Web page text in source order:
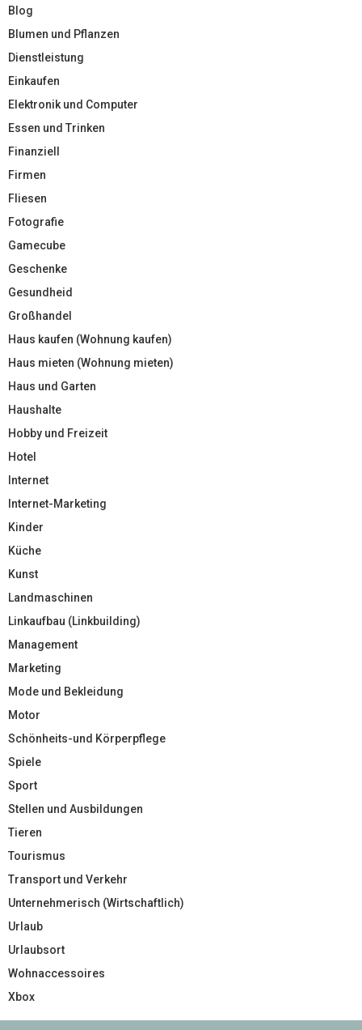
Blog
Blumen und Pflanzen
Dienstleistung
Einkaufen
Elektronik und Computer
Essen und Trinken
Finanziell
Firmen
Fliesen
Fotografie
Gamecube
Geschenke
Gesundheid
Großhandel
Haus kaufen (Wohnung kaufen)
Haus mieten (Wohnung mieten)
Haus und Garten
Haushalte
Hobby und Freizeit
Hotel
Internet
Internet-Marketing
Kinder
Küche
Kunst
Landmaschinen
Linkaufbau (Linkbuilding)
Management
Marketing
Mode und Bekleidung
Motor
Schönheits-und Körperpflege
Spiele
Sport
Stellen und Ausbildungen
Tieren
Tourismus
Transport und Verkehr
Unternehmerisch (Wirtschaftlich)
Urlaub
Urlaubsort
Wohnaccessoires
Xbox